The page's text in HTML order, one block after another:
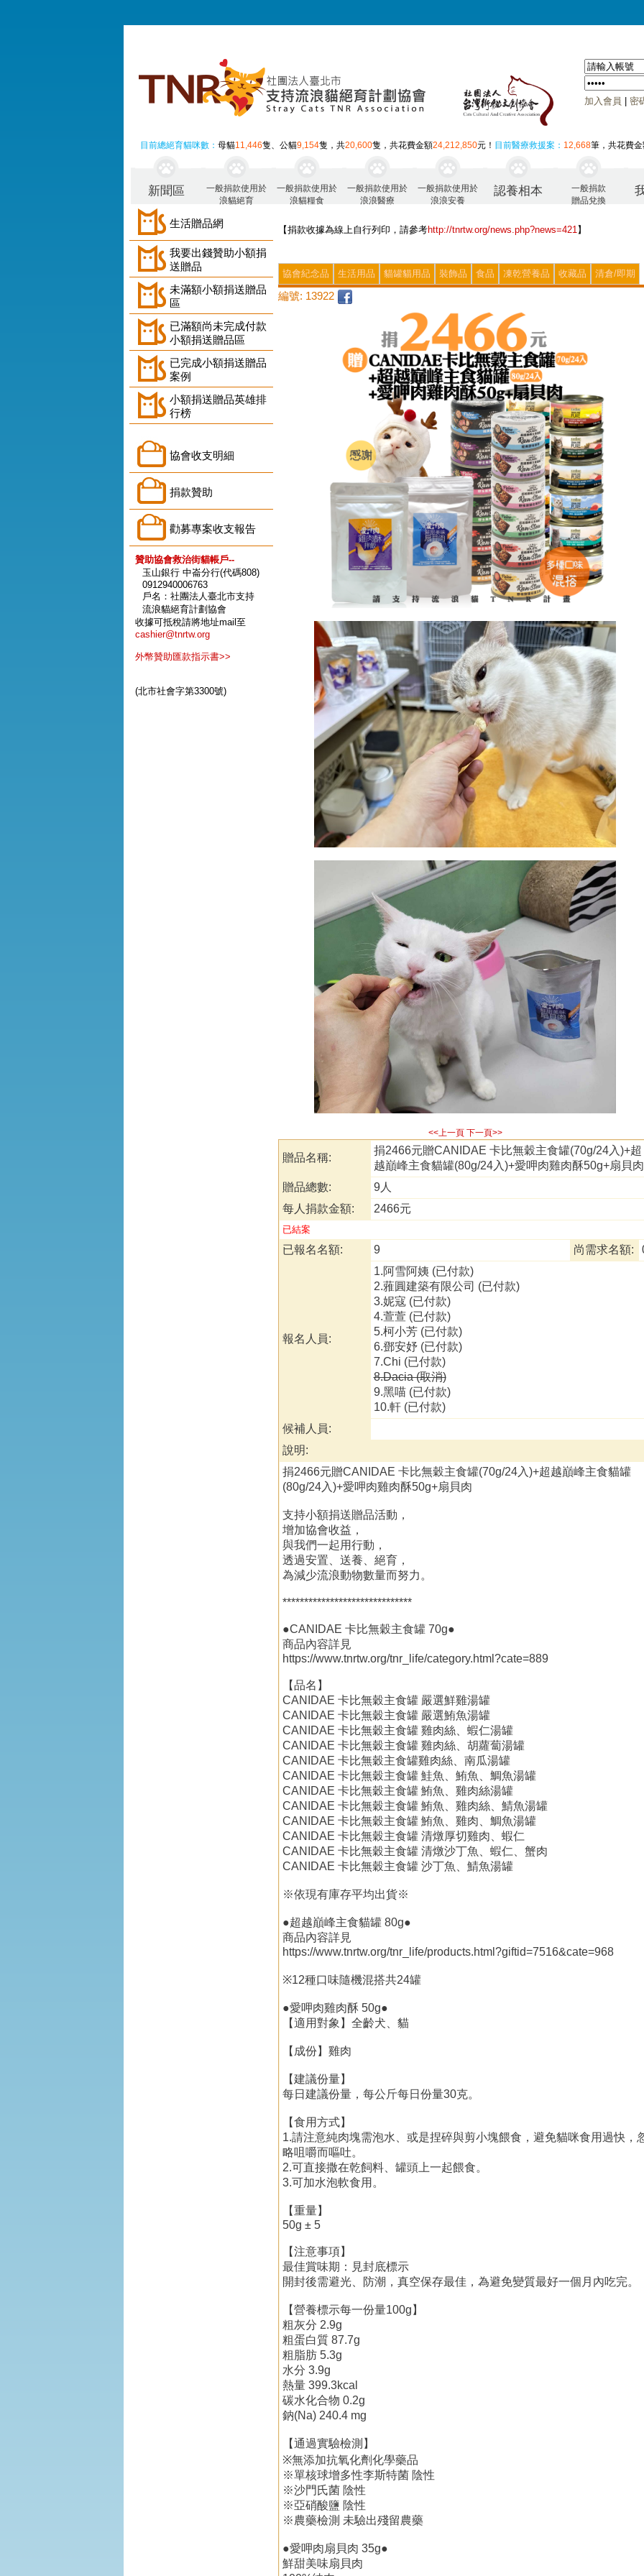
加入會員 密
目前總絕育貓咪數： 母貓11,446隻、公貓9,154隻，共20,600隻，共花費金額24,212,850元！ 目前醫療救援案： 12,668筆，共花費金
新聞區
一般捐款使用於
浪貓絕育
一般捐款使用於
浪貓糧食
一般捐款使用於
浪浪醫療
一般捐款使用於
浪浪安養
認養相本
一般捐款
贈品兌換
生活贈品網
我要出錢贊助小額捐
送贈品
未滿額小額捐送贈品
區
已滿額尚未完成付款
小額捐送贈品區
已完成小額捐送贈品
案例
小額捐送贈品英雄排
行榜
協會收支明細
捐款贊助
勸募專案收支報告
贊助協會救治街貓帳戶--
玉山銀行 中崙分行(代碼808)
0912940006763
戶名：社團法人臺北市支持
流浪貓絕育計劃協會
收據可抵稅請將地址mail至
cashier@tnrtw.org
外幣贊助匯款指示書>>
(北市社會字第3300號)
【捐款收據為線上自行列印，請參考http://tnrtw.org/news.php?news=421】
協會紀念品 生活用品 貓罐貓用品 裝飾品 食品 凍乾營養品 收藏品 清倉/即期
編號: 13922
<<上一頁 下一頁>>
贈品名稱:
捐2466元贈CANIDAE 卡比無穀主食罐(70g/24入)+超
越巔峰主食貓罐(80g/24入)+愛呷肉雞肉酥50g+扇貝肉
贈品總數:
9人
每人捐款金額:
2466元
已結案
已報名名額: 9 尚需求名額:
報名人員:
1.阿雪阿姨 (已付款)
2.蕥圓建築有限公司 (已付款)
3.妮寇 (已付款)
4.萱萱 (已付款)
5.柯小芳 (已付款)
6.鄧安妤 (已付款)
7.Chi (已付款)
8.Dacia (取消)
9.黑喵 (已付款)
10.軒 (已付款)
候補人員:
說明:
捐2466元贈CANIDAE 卡比無穀主食罐(70g/24入)+超越巔峰主食貓罐
(80g/24入)+愛呷肉雞肉酥50g+扇貝肉
支持小額捐送贈品活動，
增加協會收益，
與我們一起用行動，
透過安置、送養、絕育，
為減少流浪動物數量而努力。
******************************
●CANIDAE 卡比無穀主食罐 70g●
商品內容詳見
https://www.tnrtw.org/tnr_life/category.html?cate=889
【品名】
CANIDAE 卡比無穀主食罐 嚴選鮮雞湯罐
CANIDAE 卡比無穀主食罐 嚴選鮪魚湯罐
CANIDAE 卡比無穀主食罐 雞肉絲、蝦仁湯罐
CANIDAE 卡比無穀主食罐 雞肉絲、胡蘿蔔湯罐
CANIDAE 卡比無穀主食罐雞肉絲、南瓜湯罐
CANIDAE 卡比無穀主食罐 鮭魚、鮪魚、鯛魚湯罐
CANIDAE 卡比無穀主食罐 鮪魚、雞肉絲湯罐
CANIDAE 卡比無穀主食罐 鮪魚、雞肉絲、鯖魚湯罐
CANIDAE 卡比無穀主食罐 鮪魚、雞肉、鯛魚湯罐
CANIDAE 卡比無穀主食罐 清燉厚切雞肉、蝦仁
CANIDAE 卡比無穀主食罐 清燉沙丁魚、蝦仁、蟹肉
CANIDAE 卡比無穀主食罐 沙丁魚、鯖魚湯罐
※依現有庫存平均出貨※
●超越巔峰主食貓罐 80g●
商品內容詳見
https://www.tnrtw.org/tnr_life/products.html?giftid=7516&cate=968
※12種口味隨機混搭共24罐
●愛呷肉雞肉酥 50g●
【適用對象】全齡犬、貓
【成份】雞肉
【建議份量】
每日建議份量，每公斤每日份量30克。
【食用方式】
1.請注意純肉塊需泡水、或是捏碎與剪小塊餵食，避免貓咪食用過快，
略咀嚼而嘔吐。
2.可直接撒在乾飼料、罐頭上一起餵食。
3.可加水泡軟食用。
【重量】
50g ± 5
【注意事項】
最佳賞味期：見封底標示
開封後需避光、防潮，真空保存最佳，為避免變質最好一個月內吃完。
【營養標示每一份量100g】
粗灰分 2.9g
粗蛋白質 87.7g
粗脂肪 5.3g
水分 3.9g
熱量 399.3kcal
碳水化合物 0.2g
鈉(Na) 240.4 mg
【通過實驗檢測】
※無添加抗氧化劑化學藥品
※單核球增多性李斯特菌 陰性
※沙門氏菌 陰性
※亞硝酸鹽 陰性
※農藥檢測 未驗出殘留農藥
●愛呷肉扇貝肉 35g●
鮮甜美味扇貝肉